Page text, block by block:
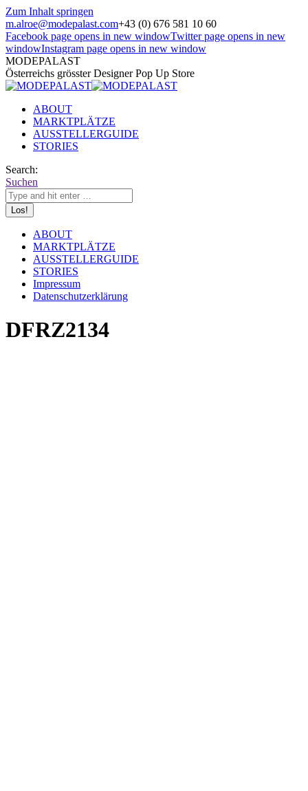
Zum Inhalt springen
m.alroe@modepalast.com+43 (0) 676 581 10 60
Facebook page opens in new windowTwitter page opens in new
windowInstagram page opens in new window
MODEPALAST
Österreichs grösster Designer Pop Up Store
ABOUT
MARKTPLÄTZE
AUSSTELLERGUIDE
STORIES
Search:
Suchen
ABOUT
MARKTPLÄTZE
AUSSTELLERGUIDE
STORIES
Impressum
Datenschutzerklärung
DFRZ2134